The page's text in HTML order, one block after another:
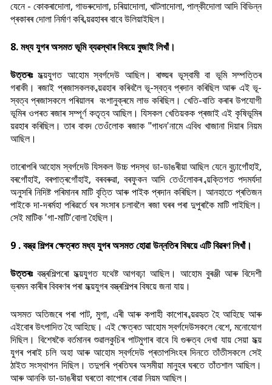
যেনে - কোকৰাদোলা, গাভৰুদোলা, চৰিয়াদোলা, খাটলাদোলা, পাল্কীদোলা আদি বিভিন্ন
প্ৰকাৰৰ দোলা নিৰ্মাণ কৰি ব্য়ৱহাৰৰ বাবে উলিয়াইছিল।
8. মধ্য যুগৰ অসমত ভূমি ব্যৱস্থাৰ বিষয়ে বুজাই লিখাঁ।
উত্তৰঃমধ্য়যুগত আহোম স্বৰ্গদেউ আছিল। ৰাজ্য়ৰ ভূস্বামী বা ভূমি সম্পত্তিৰ
গৰাকী। ৰজাই প্ৰজাসকলক ব্য়ৱহাৰ কৰিবলৈ ভূ-স্বত্ব প্ৰদান কৰিছিল আৰু এই ভূ-
স্বত্ব প্ৰজাসকলে পৰিয়ালৰ বংশানুক্ৰমে লাভ কৰিছিল। খেতি-বাতি কৰাৰ উপযোগী
ভূমিৰ ওপৰত ৰজাৰ সম্পূৰ্ণ কতৃত্ব আছিল। যিসকল খেতিয়কক প্ৰজাই এই কৃষিভূমিৰ
ব্য়ৱহাৰ কৰিছিল। তাৰ বাবদ তেওঁলোক ৰজাক "গাধন'নামে এবিধ খাজানা দিয়াৰ নিয়ম
আছিল।
তাৰোপৰি আহোম স্বৰ্গদেউ যিসকল উচ্চ পদস্থ ডা-ডাঙৰীয়া আছিল যেনে বুঢ়াগোঁহাই,
বৰগোঁহাই, বৰপাত্ৰগোঁহাই, বৰবৰুৱা, বৰফুকন আদি তেওঁলোকৰ ব্য়ক্তিগত পদমৰ্যদা
অনুসৰি নিদিষ্ট পৰিমানৰ মাটি বৃত্তি আৰু পাইক প্ৰদান কৰিছিল। আনহাতে প্ৰতিজন
পাইকে দা-দৰৰ্মহা পৰিৱৰ্তে ঘৰ সংসাৰ চলাবলৈ ৰজা ঘৰৰ পৰা দুপুৰাকৈ মাটি পাইছিল।
সেই মাটিক 'গা-মাটি'বোলা হৈছিল।
9 . বস্ত্র শিল্পৰ ক্ষেত্ৰত মধ্য যুগৰ অসমত হােৱা উন্নতিৰ বিষয়ে এটি বিৱৰণ লিখাঁ।
উত্তৰঃবস্ত্ৰশিল্পৰো মধ্য়যুগত যথেষ্ট আগবঢ়া আছিল। আহোম বুৰঞ্জী আৰু বিদেশী
ভ্ৰমন কাৰীৰ বিবৰণৰ পৰা মধ্য়যুগৰ বস্ত্ৰশিল্পৰ বিষয়ে জনা যায়।
অসমত অতিজৰে পৰা পাট, মুগা, এৰী আৰু কপাহী কাপোৰ ব্য়ৱহৃত হৈ আহিছে আৰু
এইবোৰ উৎপাদিত হৈ আহিছে। এই ক্ষেত্ৰত আহোম স্বৰ্গদেউসকলে বেশে, মনোযোগ
দিছিল। বিশেষকৈ বৰ্তমানৰ শুৱালকুচিৰ পাটমুগাৰ বাবে যি গুৰুত্ব দেখা যায় সেয়া মধ্য়
যুগৰ পৰাই চলি অহা আৰু আহোম স্বৰ্গদেউ প্ৰতাপসিংহৰ দিনতে তাঁতীসকলে সেই
ঠাইত সংস্থাপন দিছিল। তদুপৰি প্ৰতিঘৰ অসমীয়া মানুহৰ ঘৰতে তাঁতশাল আছিল।
আৰু আনকি ডা-ডাঙৰীয়া ঘৰতো কাপোৰ বোৱা নিয়ম আছিল।